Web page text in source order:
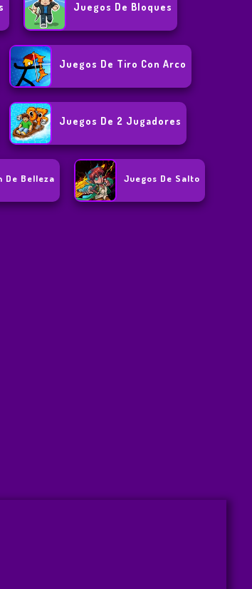
Juegos De Bloques
Juegos De Tiro Con Arco
Juegos De 2 Jugadores
De Belleza Juegos De Salto